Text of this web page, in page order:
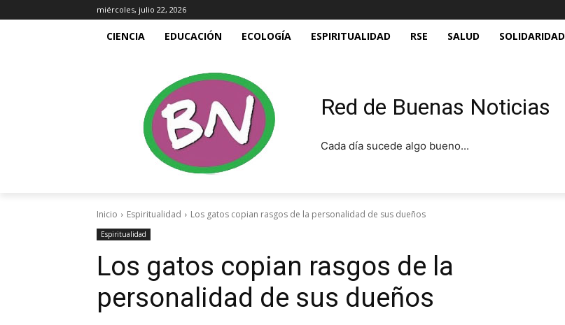
miércoles, julio 22, 2026
CIENCIA EDUCACIÓN ECOLOGÍA ESPIRITUALIDAD RSE SALUD SOLIDARIDAD
Red de Buenas Noticias
Cada día sucede algo bueno...
Inicio Espiritualidad Los gatos copian rasgos de la personalidad de sus dueños
Espiritualidad
Los gatos copian rasgos de la
personalidad de sus dueños